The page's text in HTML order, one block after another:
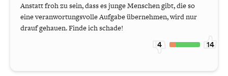
Anstatt froh zu sein, dass es junge Menschen gibt, die so
eine veranwortungsvolle Aufgabe übernehmen, wird nur
drauf gehauen. Finde ich schade!
4 14